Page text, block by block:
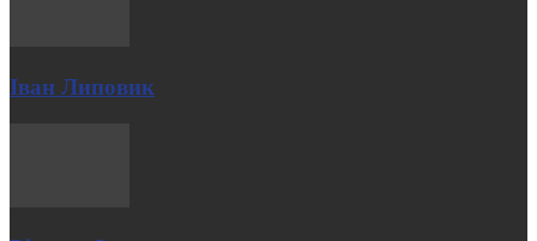
Іван Липовик